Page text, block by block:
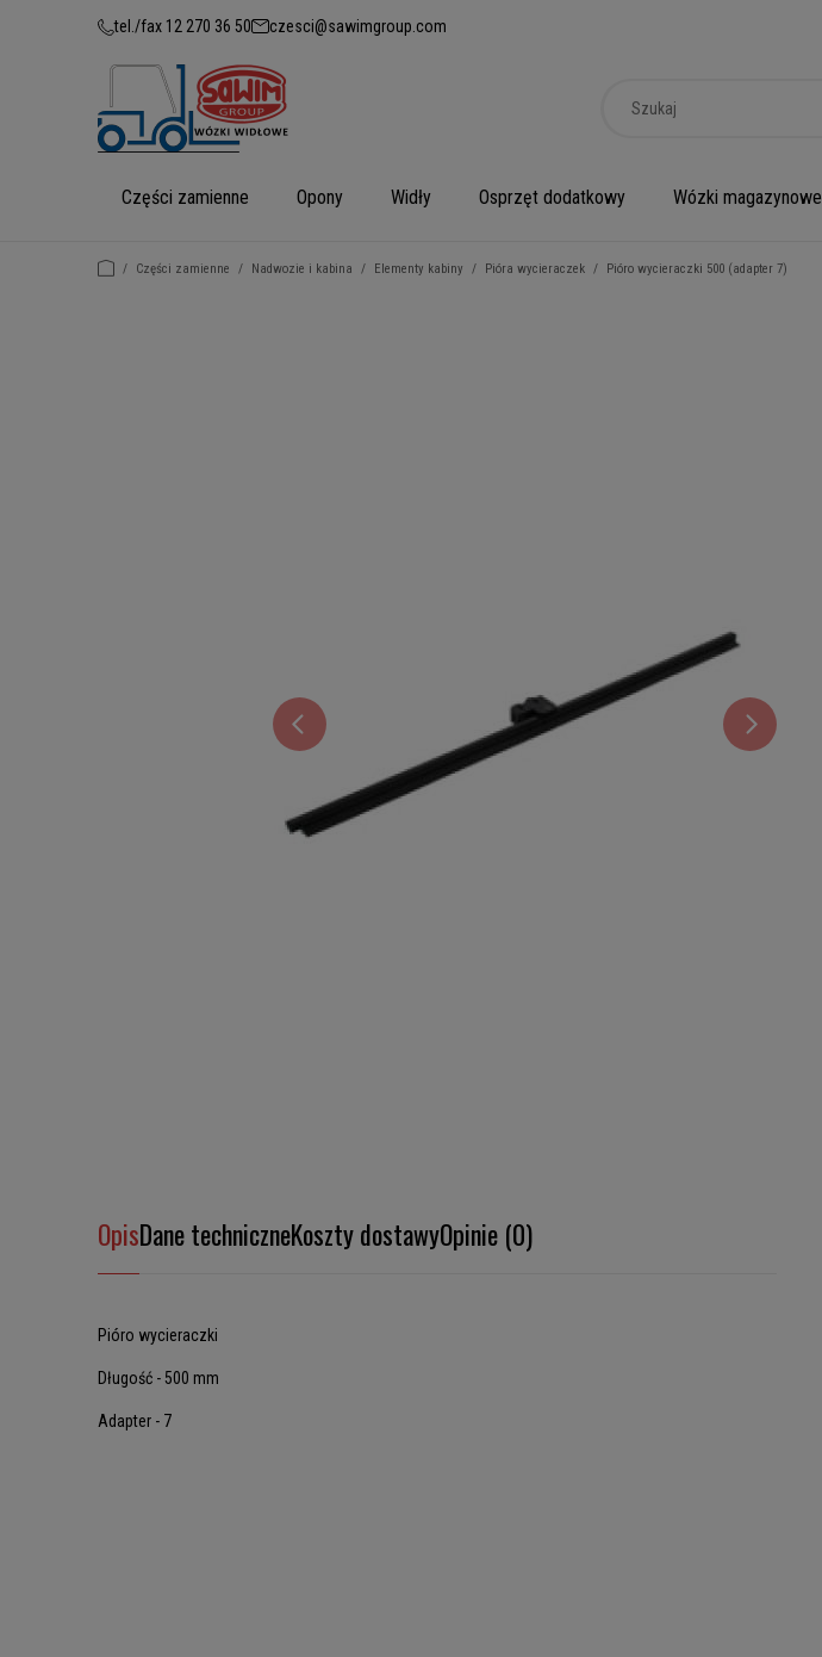
tel./fax 12 270 36 50 czesci@sawimgroup.com
Części zamienne Opony Widły Osprzęt dodatkowy Wózki magazynowe
/ Części zamienne / Nadwozie i kabina / Elementy kabiny / Pióra wycieraczek / Pióro wycieraczki 500 (adapter 7)
OpisDane techniczneKoszty dostawyOpinie (0)
Pióro wycieraczki
Długość - 500 mm
Adapter - 7